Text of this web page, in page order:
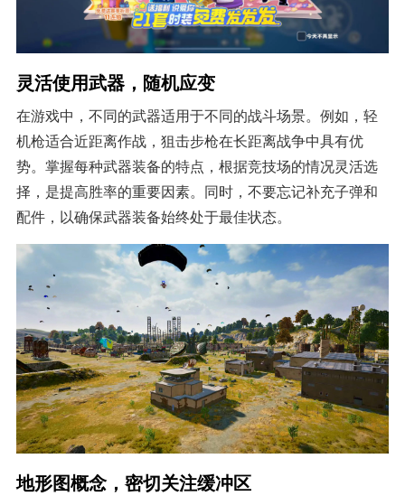
灵活使用武器，随机应变
在游戏中，不同的武器适用于不同的战斗场景。例如，轻
机枪适合近距离作战，狙击步枪在长距离战争中具有优
势。掌握每种武器装备的特点，根据竞技场的情况灵活选
择，是提高胜率的重要因素。同时，不要忘记补充子弹和
配件，以确保武器装备始终处于最佳状态。
地形图概念，密切关注缓冲区